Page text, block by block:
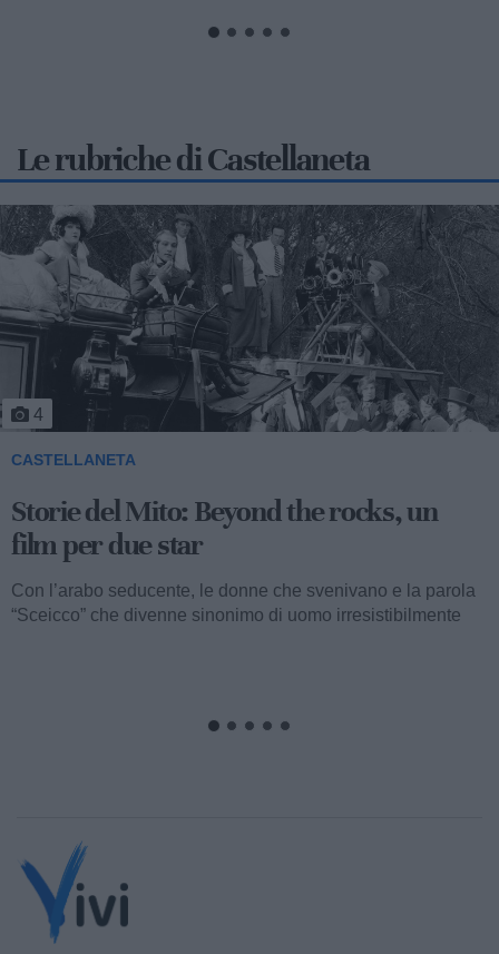
Le rubriche di Castellaneta
5
CASTELLANETA
Storie del Mito: Uno sceicco esuberante
Valentino fu consacrato attore internazionale, come abbiamo
visto, con il film “I quattro cavalieri dell’Apocalisse”. Così
cominciava...